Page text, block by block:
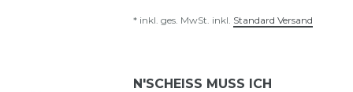
* inkl. ges. MwSt. inkl. Standard Versand
N'SCHEISS MUSS ICH